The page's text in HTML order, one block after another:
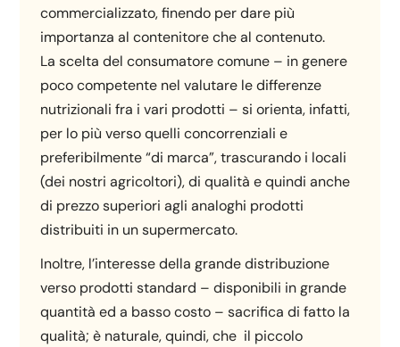
commercializzato, finendo per dare più
importanza al contenitore che al contenuto.
La scelta del consumatore comune – in genere
poco competente nel valutare le differenze
nutrizionali fra i vari prodotti – si orienta, infatti,
per lo più verso quelli concorrenziali e
preferibilmente “di marca”, trascurando i locali
(dei nostri agricoltori), di qualità e quindi anche
di prezzo superiori agli analoghi prodotti
distribuiti in un supermercato.
Inoltre, l’interesse della grande distribuzione
verso prodotti standard – disponibili in grande
quantità ed a basso costo – sacrifica di fatto la
qualità; è naturale, quindi, che il piccolo